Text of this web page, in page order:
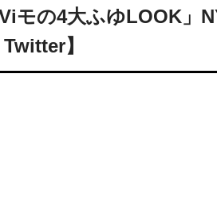
モの4大ふゆLOOK」
】